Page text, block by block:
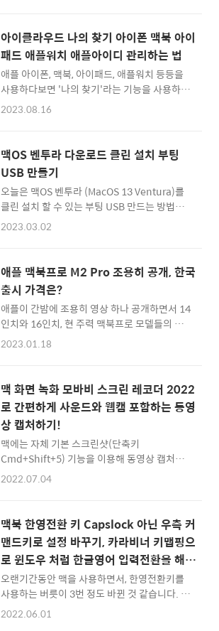
맥OS 소노마를 업그레이드 하자마자 가장 먼제
새로운 기능이 하나 활성화가 되었는데요. 이름
하여 '배경화면을..
벤투라(Ventura) 기준입니다. 이번 가을에 소
노마(Sonoma)가 출시되어 확인 방법이 바뀌
게 되면 포스팅을 업데이트 해 볼게요.사용중인
맥 제품이 애플아이디에 귀속되어 있는지 확인
하는 법: 활성화 잠금 상태 확인하기1. 최상단에
있는 애플 로고 클릭하여 '이 Mac에 관하여'로
로 진입합니다.3. 여기서 '정보' 메뉴로 들어가
서 스크롤을 내려 가장 마지막으로 가보면 '시..
아이클라우드 나의 찾기 아이폰 맥북 아이
패드 애플워치 애플아이디 관리하는 법
애플 아이폰, 맥북, 아이패드, 애플워치 등등을
사용하다보면 '나의 찾기'라는 기능을 사용하게
될 때가 있습니다. 이 기능은 이메일로 되어 있
정보가 해외로 유출될 수 없기 때문에, 내 기기
가 분실되더라도 이 세상 어느 위치에 있는지를
알 수 있는 방법은 없지만, 그래도 내 애플아이
디에 귀속 되어 다른 사람이 함부로 내 정보에
접근할 수 없게, 또는 기기를 초기화할 수 없게
만들 수 있는 좋은 기능입니다. 즉 한마디로 간
(Binding)되어 있기에, 언제든 기기를 잠궈
(Lcok)버리거나 데이터를 원격으로 삭제
(Erase..
2023.08.16
맥OS 벤투라 다운로드 클린 설치 부팅
USB 만들기
오늘은 맥OS 벤투라 (MacOS 13 Ventura)를
클린 설치 할 수 있는 부팅 USB 만드는 방법을
정리해볼까 합니다. 맥OS는 비교적 안정적이기
(MacOS 12 Monterey) 부터는 쉽게 '모든 콘
텐츠 및 설정 지우기'로 시스템 초기화가 가능하
기에 클린 설치를 위한 부팅 USB를 만들일은 별
로 없는 편인데요. 그래도 가끔 맥의 모든 데이
터를 날리고 설치를 할 때, 또는 맥OS 이전 버전
이 설치된 컴퓨터에 바로 맥OS 벤투라를 깨끗
기 :: Mac OS Ventura 맥 앱스토어에서 다운로
드하러 바로가기 ::..
2023.03.02
애플 맥북프로 M2 Pro 조용히 공개, 한국
출시 가격은?
애플이 간밤에 조용히 영상 하나 공개하면서 14
인치와 16인치, 현 주력 맥북프로 모델들의 신
제품을 업데이트 했습니다. 평소보다 조금 늦어
하면서, 애플 실리콘 칩 M2 Pro와 M2 Max를 탑
재한 맥북프로를 선보였습니다. 공개 영상에서
는 M1 Pro와 M1 Max를 탑재했던 이전세대 모
델들보다 약 20~40% 정도씩 더 성능이 향상된
것을 명시하였는데요. 루머를 통해 기대를 모았
던 3nm 공정은 아니고, 그대로 5nm인 것이 확
인되었군요. 성능 향상 뿐만 아니라 배터리 시간
도 늘어나서 16인치 모델 기준으로 최대 22시
Pro 맥북프로를 인생 노트북이라고 평가한 적..
2023.01.18
맥 화면 녹화 모바비 스크린 레코더 2022
로 간편하게 사운드와 웹캠 포함하는 동영
상 캡처하기!
맥에는 자체 기본 스크린샷(단축키
Cmd+Shift+5) 기능을 이용해 동영상 캡처를
할 수 있는 기능이 있어서 특별한 경우가 아니면
상 캡처를 해서 강좌를 만들거나, 맥에서 나는
사운드 (소리)까지 캡처하고, 간단한 마크업이
나 키보드 입력을 그래픽으로 보여주는 등 여러
가지 부가 기능을 활용한 화면 녹화 및 스크린
캡쳐가 필요하게 되면, 상용 유료 소프트웨어를
사용하는 것이 편리할 때가 많습니다. 제가 사용
해본 맥용 화면 캡처 소프트웨어 중, 모바비 스
크린 레코더 (Movavi Screen Recorder)가 만
2022.07.04
맥북 한영전환 키 Capslock 아닌 우측 커
맨드키로 설정 바꾸기, 카라비너 키맵핑으
로 윈도우 처럼 한글영어 입력전환을 해보
자
오랜기간동안 맥을 사용하면서, 한영전환키를
사용하는 버릇이 3번 정도 바뀐 것 같습니다. 처
음 구형 맥북에서는 Command + Space 였지
2022.06.01